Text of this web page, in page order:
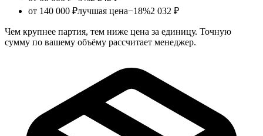
от 140 000 ₽лучшая цена−18%2 032 ₽
Чем крупнее партия, тем ниже цена за единицу. Точную
сумму по вашему объёму рассчитает менеджер.